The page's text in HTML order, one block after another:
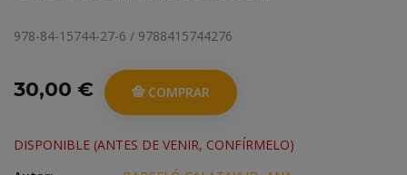
978-84-15744-27-6 / 9788415744276
30,00 € COMPRAR
DISPONIBLE (ANTES DE VENIR, CONFÍRMELO)